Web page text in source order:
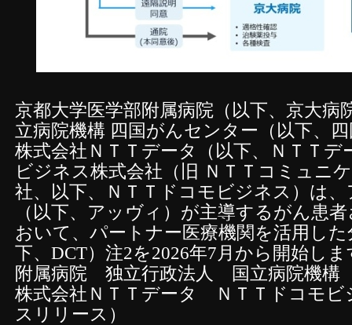
京都大学医学部附属病院（以下、京大病
立病院機構 四国がんセンター（以下、
株式会社ＮＴＴデータ（以下、ＮＴＴデ
ビジネス株式会社（旧 ＮＴＴコミュニ
社、以下、ＮＴＴドコモビジネス）は
（以下、アッヴィ）が主導するがん患
おいて、パートナー医療機関を活用し
下、DCT）注2を2026年7月から開始し
附属病院 独立行政法人 国立病院機
株式会社ＮＴＴデータ ＮＴＴドコモビ
スリリース）